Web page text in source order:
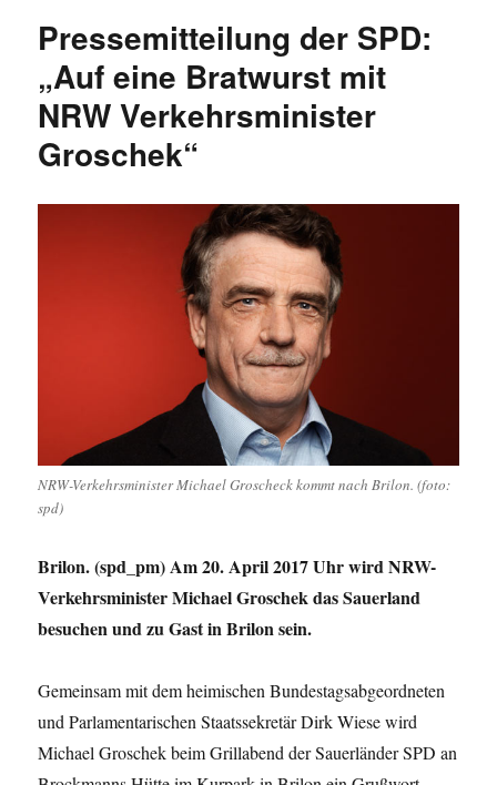
am
intern
Pressemitteilung der SPD:
„Auf eine Bratwurst mit
NRW Verkehrsminister
Groschek“
NRW-Verkehrsminister Michael Groscheck kommt nach Brilon. (foto:
spd)
Brilon. (spd_pm) Am 20. April 2017 Uhr wird NRW-
Verkehrsminister Michael Groschek das Sauerland
besuchen und zu Gast in Brilon sein.
Gemeinsam mit dem heimischen Bundestagsabgeordneten
und Parlamentarischen Staatssekretär Dirk Wiese wird
Michael Groschek beim Grillabend der Sauerländer SPD an